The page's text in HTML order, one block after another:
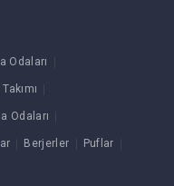
Odaları
Odaları
Berjerler Puflar